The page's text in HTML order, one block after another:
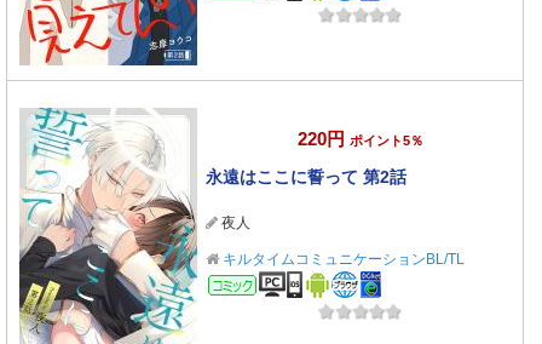
220円 ポイント5％
永遠はここに誓って 第2話
夜人
キルタイムコミュニケーションBL/TL
コミック